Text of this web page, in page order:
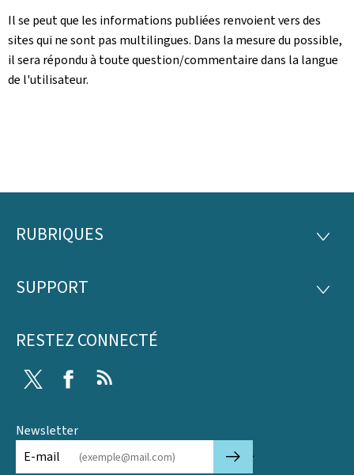
Il se peut que les informations publiées renvoient vers des
sites qui ne sont pas multilingues. Dans la mesure du possible,
il sera répondu à toute question/commentaire dans la langue
de l'utilisateur.
Pied
page
RUBRIQUES
SUPPORT
RESTEZ CONNECTÉ
Twitter Facebook
Newsletter
E-mail
🡒